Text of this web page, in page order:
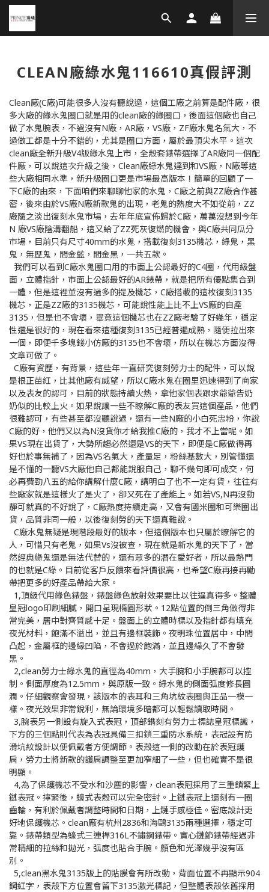
CLEAN廠綠水鬼116610真假評測
Clean廠(C廠)可能很多人沒有聽說過，這個工廠之前算是配件廠，很
多大廠的綠水鬼圈口就是用的clean廠的綠圈口，後面這個廠也自己
做了水鬼腕表，不過沒有N廠，AR廠，VS廠，ZF廠水鬼名氣大，不
過做工都是十分不錯的，尤其是圈口方面，屬於最頂尖水平。這次
clean廠全新升級V4版綠水鬼上市，全殼套錶帶選擇了AR廠同一個配
件廠，可以說這次升級之後，Clean廠綠水鬼達到和VS廠，N廠等這
些大廠相同水準，新升級圈口更是市場最高版本！簡單的回顧了一
下C廠的由來，下面咱們來聊聊他家的水鬼，C廠之前與ZZ廠合作甚
密，後來由於VS廠N廠新款鬼的出現，老鬼的熱度大不如從前，ZZ
廠隨之淡出復刻水鬼市場，去年年底宣佈歸於C廠，萬萬沒想到今年
N 廠VS廠陰溝翻船，這又給了ZZ死灰復燃的機會，與C廠共同瓜分
市場，目前只有尺寸40mm的水鬼，搭載復刻3135機芯，綠鬼，黑
鬼，無歷鬼，間金藍，間金黑，一共五款。
我們可以看到C廠水鬼圈口用的市面上公認最好的C4圈，代用級盤
面，立體指針，市面上公認最好的AR錶帶，就是把所有優點集合到
一體，但是這裡並沒有過多的提及機芯，C廠搭載的這枚復刻3135
機芯，正是ZZ廠的3135機芯，可能說性能上比不上VS廠的自產
3135，但是也不會壞，畢竟這個機芯也在ZZ廠考驗了好幾年，穩定
性還是很好的，現在看來這種復刻3135已經普遍成熟，隨便拉出來
一個，即便千多塊錢小仿廠的3135也不會壞，所以在機芯方面沒得
文章可做了。
C廠有資歷，有背景，這些年一直研究復刻勞力士的配件，可以說
是根正苗紅，比其他廠有威望，所以C廠水鬼在圈里迅速得到了商家
以及表友的認可，目前的狀態持續火熱，拿他家個表跟求爺爺告奶
奶似的比較上火。如果說讓一些不瞭解C廠的表友買這個產品，他們
很難認可，有些甚至都沒聽說過，還有一些N廠的小白死忠粉，你說
C廠的好，他們又以為N沒貨你才給我推C廠的，我才不上當呢。如
果VS現在出貨了，大勢所趨必然還是VS的天下，即便是C廠做得再
好也於事無補了，因為VS名氣大，產量足，粉絲基數大，別管懂還
是不懂的一聽VS大廠他自己都能說服自己，聊不幾句即可成交，何
必再費勁八五的給你講解什麼C廠，講明白了也不一定有貨，往往有
些廠家就是這樣火了是火了，卻又死在了產能上。如若VS,N再沒動
靜可就真的不好說了，C廠熱度持續走高，又會有國米圈和可樂圈出
貨，品質非同一般，以後復刻勞的天下還真難說。
C廠水鬼無疑是現階段最好的版本，但這個版本也只屬於瞭解它的
人，可惜只有老鬼，如果Vs沒被查，現在就是新水鬼的天下了，當
然經典綠鬼還是無法代替的，還有眾多的潛在愛好者，所以最熱門
的也就是C綠。目前從客戶反饋來看評價很高，也希望C廠再接再勵
帶把更多的好產品帶給大家。
1,頂級代用綠色錶盤，錶盤綠色放射效果要比以往逼真得多。整體
皇冠logo印刷細膩，開口呈現橢圓形狀。12點位置的倒三角做得非
常完美，居中對齊質感十足。盤面上的立體時標以及指針都有填充
夜光材料，飽滿不溢出，並且有邊框裝飾。夜明珠位置居中，中間
凸起，金屬框的邊緣凹陷，不會過於飽滿，並且邊緣久了不會發
黑。
2,clean勞力士綠水鬼的直徑為40mm，大手腕和小手腕都可以控
制。側面厚度為12.5mm，與原版一致。綠水鬼的側面弧度修長圓
潤。仔細觀察會發現，該版本的表耳和三角坑紋表圈與正品一模一
樣。夜光效果非常銳利，無論環境多暗都可以輕鬆讀取時間。
3,腕表另一側設有旋入式表冠，頂部鐫刻有勞力士標誌皇冠標識，
下方的三個點則代表為表冠具備三扣鎖三重防水系統，表冠設有防
滑坑紋設計以便佩戴者方便調節。表殼這一側的改動在於表冠護
肩，勞力士將新款的護肩調整至更加窄細了一些，但也確實不是很
明顯。
4,為了保護機芯不受水和沙塵的影響，clean表冠採用了三重鎖緊上
鏈表冠。擰緊後，蠔式表殼可以完全密封。上鏈表冠上還刻有一圈
齒輪，有利於佩戴者調整時間和日期，上鏈手感極佳。密底設計更
好地保護機芯。clean廠有杭州2836和海鷗3135兩種選擇，穩定可
靠。錶帶類型為蠔式三連桿316L不鏽鋼錶帶。實心鏈節錶帶經過非
常精細的拉絲和拋光，弧度也貼合手腕。顏色和光澤幾乎沒有區
別。
5,clean黑水鬼3135版上的貼膜會有所改動，背面位置不再顯示904
鋼紅字，表殼下方位置會留下3135激光標記，但整體表殼依舊採用